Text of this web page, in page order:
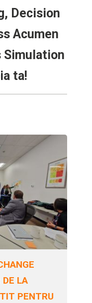
Decision
Acumen
Simulation
ta!
LA
PENTRU